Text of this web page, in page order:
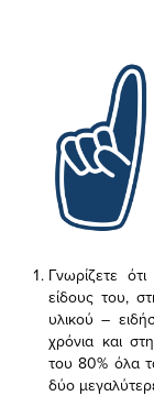
Γνωρίζετε
είδους του,
υλικού –
χρόνια και
του 80% όλα
δύο